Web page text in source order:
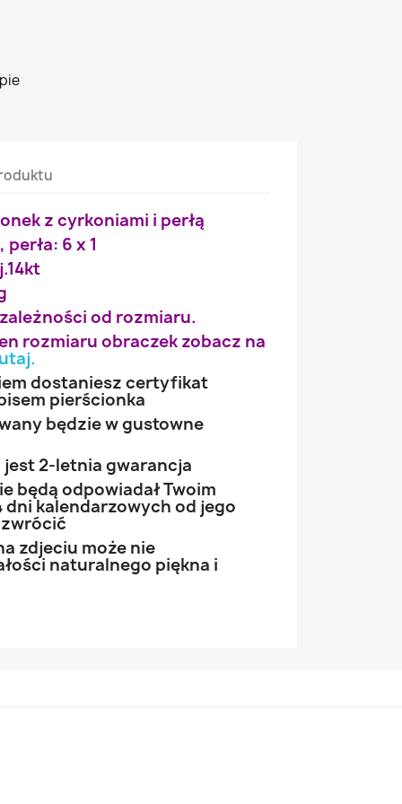
z cyrkoniami i perłą
perła: 6 x 1
od rozmiaru.
rozmiaru obraczek zobacz na
.
dostaniesz certyfikat
pierścionka
będzie w gustowne
2-letnia gwarancja
będą odpowiadał Twoim
dni kalendarzowych od jego
zdjeciu może nie
naturalnego piękna i